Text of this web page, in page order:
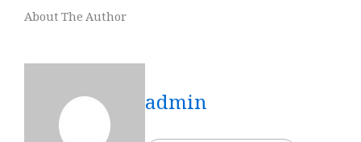
About The Author
admin